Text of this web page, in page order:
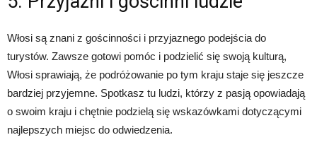
Włosi są znani z gościnności i przyjaznego podejścia do
turystów. Zawsze gotowi pomóc i podzielić się swoją kulturą,
Włosi sprawiają, że podróżowanie po tym kraju staje się jeszcze
bardziej przyjemne. Spotkasz tu ludzi, którzy z pasją opowiadają
o swoim kraju i chętnie podzielą się wskazówkami dotyczącymi
najlepszych miejsc do odwiedzenia.